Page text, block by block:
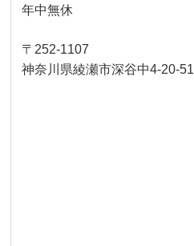
年中無休
〒252-1107
神奈川県綾瀬市深谷中4-20-51